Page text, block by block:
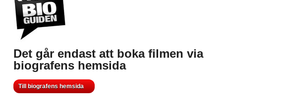
Det går endast att boka filmen via
biografens hemsida
Till biografens hemsida